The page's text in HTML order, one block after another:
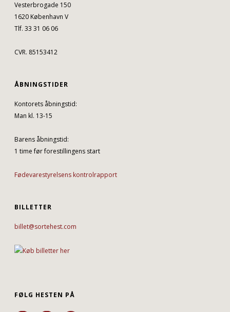
Vesterbrogade 150
1620 København V
Tlf. 33 31 06 06
CVR. 85153412
ÅBNINGSTIDER
Kontorets åbningstid:
Man kl. 13-15
Barens åbningstid:
1 time før forestillingens start
Fødevarestyrelsens kontrolrapport
BILLETTER
billet@sortehest.com
FØLG HESTEN PÅ